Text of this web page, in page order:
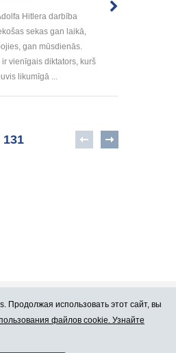
Hitlera darbība
sekas gan laikā,
gan mūsdienās.
vienīgais diktators, kurš
likumīgā ...
131
Реклама
использовать этот сайт, вы
файлов cookie. Узнайте